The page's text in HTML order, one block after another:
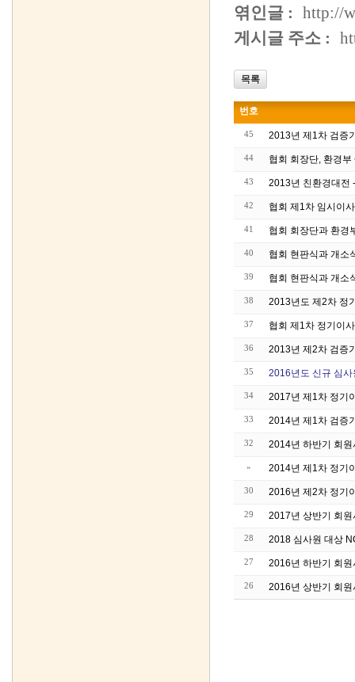
엮인글 : http://
게시글 주소 :
목록
번호
45 2013년 제1차 검증
44 협회 회장단, 환경
43 2013년 친환경대전
42 협회 제1차 임시이
41 협회 회장단과 환경
40 협회 현판식과 개소
39 협회 현판식과 개소
38 2013년도 제2차 정
37 협회 제1차 정기이
36 2013년 제2차 검증
35 2016년도 신규 심
34 2017년 제1차 정기
33 2014년 제1차 검증
32 2014년 하반기 회
» 2014년 제1차 정기
30 2016년 제2차 정기
29 2017년 상반기 회
28 2018 심사원 대상
27 2016년 하반기 회
26 2016년 상반기 회